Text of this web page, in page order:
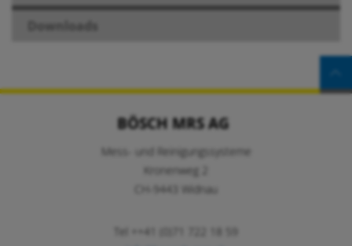
Downloads
BÖSCH MRS AG
Mess- und Reinigungssysteme
Kronenweg 2
CH-9443 Widnau
Tel ++41 (0)71 722 18 59